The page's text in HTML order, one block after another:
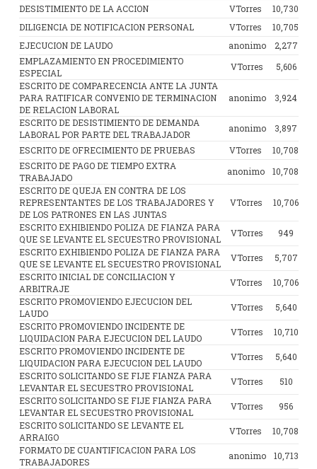
DESISTIMIENTO DE LA ACCION
VTorres
10,730
DILIGENCIA DE NOTIFICACION PERSONAL
VTorres
10,705
EJECUCION DE LAUDO
anonimo
2,277
EMPLAZAMIENTO EN PROCEDIMIENTO
ESPECIAL
VTorres
5,606
ESCRITO DE COMPARECENCIA ANTE LA JUNTA
PARA RATIFICAR CONVENIO DE TERMINACION
DE RELACION LABORAL
anonimo 3,924
ESCRITO DE DESISTIMIENTO DE DEMANDA
LABORAL POR PARTE DEL TRABAJADOR
anonimo
3,897
ESCRITO DE OFRECIMIENTO DE PRUEBAS
VTorres
10,708
ESCRITO DE PAGO DE TIEMPO EXTRA
TRABAJADO
anonimo
10,708
ESCRITO DE QUEJA EN CONTRA DE LOS
REPRESENTANTES DE LOS TRABAJADORES Y
DE LOS PATRONES EN LAS JUNTAS
VTorres 10,706
ESCRITO EXHIBIENDO POLIZA DE FIANZA PARA
QUE SE LEVANTE EL SECUESTRO PROVISIONAL
VTorres
949
ESCRITO EXHIBIENDO POLIZA DE FIANZA PARA
QUE SE LEVANTE EL SECUESTRO PROVISIONAL
VTorres
5,707
ESCRITO INICIAL DE CONCILIACION Y
ARBITRAJE
VTorres
10,706
ESCRITO PROMOVIENDO EJECUCION DEL
LAUDO
VTorres
5,640
ESCRITO PROMOVIENDO INCIDENTE DE
LIQUIDACION PARA EJECUCION DEL LAUDO
VTorres
10,710
ESCRITO PROMOVIENDO INCIDENTE DE
LIQUIDACION PARA EJECUCION DEL LAUDO
VTorres
5,640
ESCRITO SOLICITANDO SE FIJE FIANZA PARA
LEVANTAR EL SECUESTRO PROVISIONAL
VTorres
510
ESCRITO SOLICITANDO SE FIJE FIANZA PARA
LEVANTAR EL SECUESTRO PROVISIONAL
VTorres
956
ESCRITO SOLICITANDO SE LEVANTE EL
ARRAIGO
VTorres
10,708
FORMATO DE CUANTIFICACION PARA LOS
TRABAJADORES
anonimo
10,713